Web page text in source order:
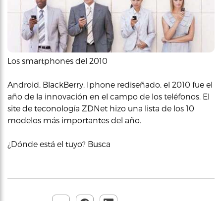
Los smartphones del 2010
Android, BlackBerry, Iphone rediseñado, el 2010 fue el
año de la innovación en el campo de los teléfonos. El
site de teconología ZDNet hizo una lista de los 10
modelos más importantes del año.
¿Dónde está el tuyo? Busca